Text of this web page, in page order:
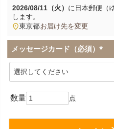
2026/08/11（火） に 日本郵便（
します。
東京都お届け先を変更
メッセージカード（必須）
(